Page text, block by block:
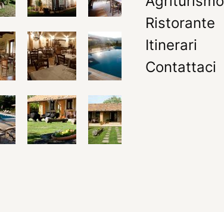
Ristorante
Itinerari
Contattaci